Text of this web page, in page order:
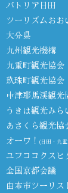
パトリア日田
ツーリズムおお
大分県
九州観光機構
九重町観光協会
玖珠町観光協会
中津耶馬渓観光
うきは観光みら
あさくら観光協
オーワ！ (日田・九
ユフココクスヒ
全国京都会議
由布市ツーリ